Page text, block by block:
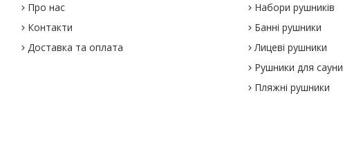
Про нас
Контакти
Доставка та оплата
Набори рушників
Банні рушники
Лицеві рушники
Рушники для сауни
Пляжні рушники